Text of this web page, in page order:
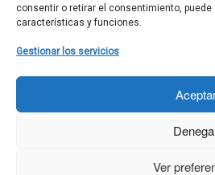
consentir o retirar el consentimiento,
características y funciones.
Gestionar los servicios
Ver